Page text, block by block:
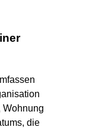
Wohnung
die